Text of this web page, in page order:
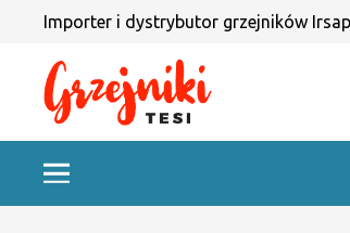
Importer i dystrybutor grzejników